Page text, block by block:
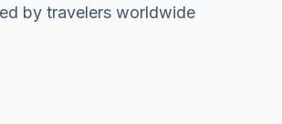
by travelers worldwide